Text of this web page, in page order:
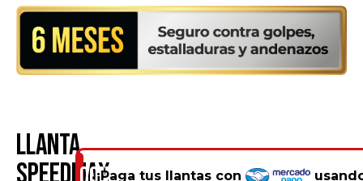
Llanta
¡Paga tus llantas con